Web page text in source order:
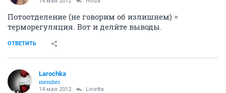
Потоотделение (не говорим об излишнем) =
терморегуляция. Вот и делйте выводы.
ОТВЕТИТЬ
Larochka
member
14 мая 2012 Linetta